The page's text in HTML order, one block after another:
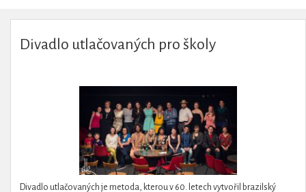
Divadlo utlačovaných pro školy
Divadlo utlačovaných je metoda, kterou v 60. letech vytvořil brazilský